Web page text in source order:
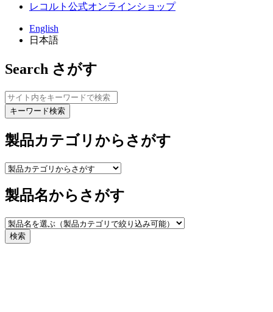
レコルト公式オンラインショップ
English
日本語
Search さがす
キーワード検索
製品カテゴリからさがす
製品名からさがす
検索